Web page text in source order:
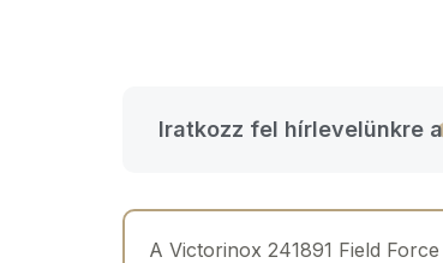
Iratkozz fel hírlevelünkre
A Victorinox 241891 Field